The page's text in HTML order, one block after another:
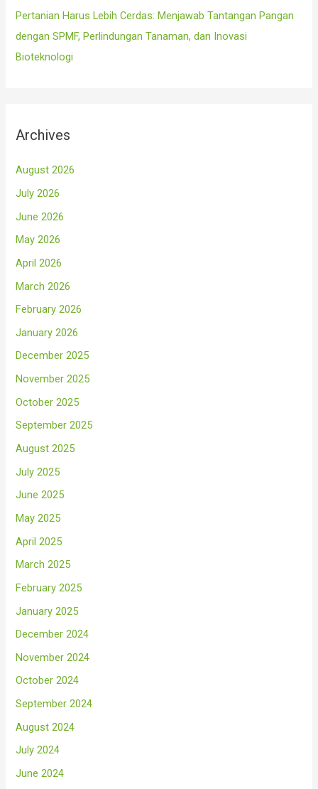
Pertanian Harus Lebih Cerdas: Menjawab Tantangan Pangan
dengan SPMF, Perlindungan Tanaman, dan Inovasi
Bioteknologi
Archives
August 2026
July 2026
June 2026
May 2026
April 2026
March 2026
February 2026
January 2026
December 2025
November 2025
October 2025
September 2025
August 2025
July 2025
June 2025
May 2025
April 2025
March 2025
February 2025
January 2025
December 2024
November 2024
October 2024
September 2024
August 2024
July 2024
June 2024